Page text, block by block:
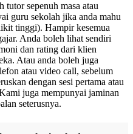
sepenuh masa atau
guru sekolah jika anda mahu
tinggi). Hampir kesemua
Anda boleh lihat sendiri
dan rating dari klien
Atau anda boleh juga
atau video call, sebelum
dengan sesi pertama atau
juga mempunyai jaminan
seterusnya.